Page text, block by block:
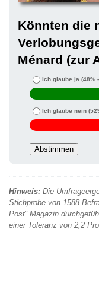
Könnten die
Ménard (zur
Ich glaube ja (48%
Ich glaube nein
Hinweis: Die
Stichprobe von 1588
Post“ Magazin
einer Toleranz von 2,2